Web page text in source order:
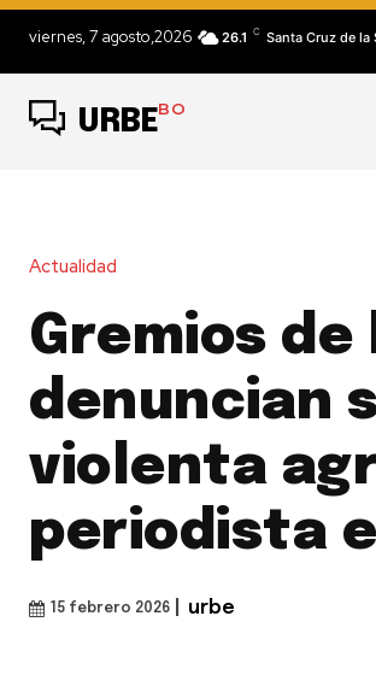
viernes, 7 agosto,2026 26.1 C Santa Cruz de la
URBEBO
Actualidad
Gremios
denuncian
violenta
periodista
15 febrero 2026 urbe